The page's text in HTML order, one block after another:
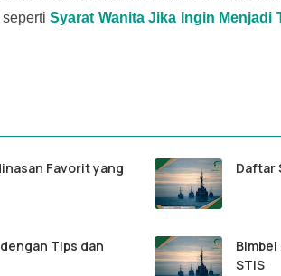
Syarat Wanita Jika Ingin Menjadi
Favorit yang
Daftar
Tips dan
STIS